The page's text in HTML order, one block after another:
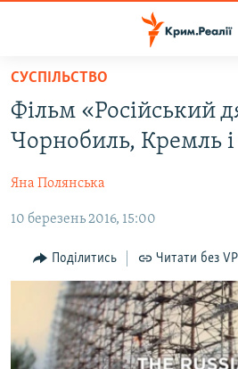
Перейти
основного
матеріалу
Перейти
до
навігації
Перейти
ВОДА.КРИМ
ВІДЕО ТА ФОТО
ПОЛІТИКА
БЛОГИ
ПОГЛЯД
ІНТЕРВ'Ю
ВСЕ ЗА ДЕНЬ
СПЕЦПРОЕКТИ
СУСПІЛЬСТВО
Фільм «Російський
Чорнобиль, Кремль і
Яна Полянська
10 березень 2016, 15:00
Поділитись Читати без